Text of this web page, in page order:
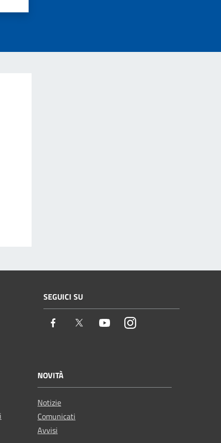
SEGUICI SU
Facebook Twitter YoutubeInstagram
NOVITÀ
Notizie
Comunicati
Avvisi